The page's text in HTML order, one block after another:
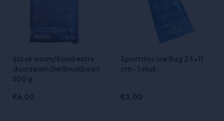
Ijszak warm/koud extra
duurzaam (herbruikbaar)
500 g
€6,00
Sportdoc Ice Bag 24x11
cm - 1 stuk.
€3,00